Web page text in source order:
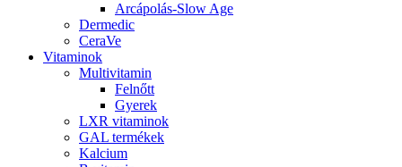
Arcápolás-Slow Age
Dermedic
CeraVe
Vitaminok
Multivitamin
Felnőtt
Gyerek
LXR vitaminok
GAL termékek
Kalcium